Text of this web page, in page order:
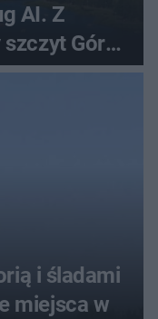
AI. Z
Gór
i śladami
miejsca w